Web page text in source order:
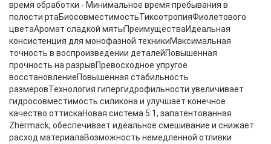
время обработки - Минимальное время пребывания в
полости ртаБиосовместимостьТиксотропияФиолетового
цветаАромат сладкой мятыПреимуществаИдеальная
консистенция для монофазной техникиМаксимальная
точность в воспроизведении деталейПовышенная
прочность на разрывПревосходное упругое
восстановлениеПовышенная стабильность
размеровТехнология гипергидрофильности увеличивает
гидросовместимость силикона и улучшает конечное
качество оттискаНовая система 5:1, запатентованная
Zhermack, обеспечивает идеальное смешивание и снижает
расход материалаВозможность немедленной отливки